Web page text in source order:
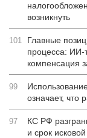
возникнуть
101
Главные
процесса: ИИ-
компенсация
99
означает, что
97
КС РФ
и срок